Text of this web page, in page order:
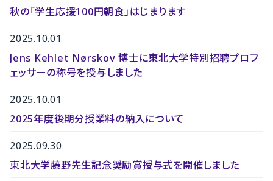
秋の「学生応援100円朝食」はじまります
2025.10.01
Jens Kehlet Nørskov 博士に東北大学特別招聘プロフ
ェッサーの称号を授与しました
2025.10.01
2025年度後期分授業料の納入について
2025.09.30
東北大学藤野先生記念奨励賞授与式を開催しました